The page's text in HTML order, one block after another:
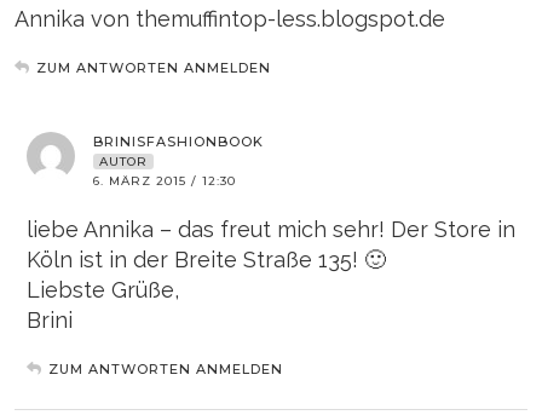
Annika von themuffintop-less.blogspot.de
ZUM ANTWORTEN ANMELDEN
BRINISFASHIONBOOK
AUTOR
6. MÄRZ 2015 / 12:30
liebe Annika – das freut mich sehr! Der Store in
Köln ist in der Breite Straße 135! 🙂
Liebste Grüße,
Brini
ZUM ANTWORTEN ANMELDEN